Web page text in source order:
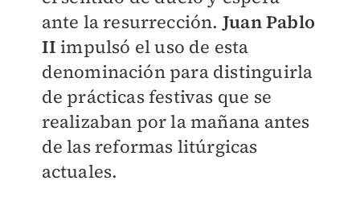
ante la resurrección. Juan Pablo
IIimpulsó el uso de esta
denominación para distinguirla
de prácticas festivas que se
realizaban por la mañana antes
de las reformas litúrgicas
actuales.